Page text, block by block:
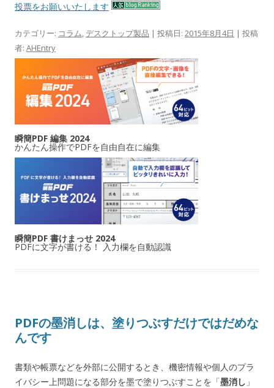
投票をお願いいたします
カテゴリー: コラム, デスクトップ製品 | 投稿日: 2015年8月4日 | 投稿
者: AHEntry
瞬簡PDF 編集 2024
かんたん操作でPDFを自由自在に編集
瞬簡PDF 書けまっせ 2024
PDFに文字が書ける！ 入力欄を自動認識
PDFの墨消しは、塗りつぶすだけではだめな
んです
書類や帳票などを外部に公開するとき、機密情報や個人のプラ
イバシー上問題になる部分を墨で塗りつぶすことを「墨消し 」